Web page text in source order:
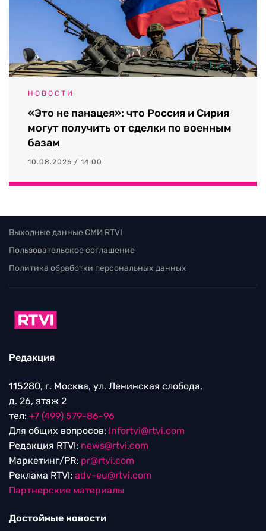
НОВОСТИ
«Это не панацея»: что Россия и Сирия
могут получить от сделки по военным
базам
10.08.2026 / 14:00
Выходные данные СМИ RTVI
Пользовательское соглашение
Политика обработки персональных данных
Редакция
115280, г. Москва, ул. Ленинская слобода,
д. 26, этаж 2
тел: +7 (499) 579-86-96
Для общих вопросов: Infortvi@rtvi.com
Редакция RTVI: news@rtvi.com
Маркетинг/PR: pr@rtvi.com
Реклама RTVI: adv-eu@rtvi.com
Партнерские материалы
Достойные новости